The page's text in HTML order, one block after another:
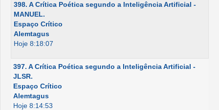
398. A Crítica Poética segundo a Inteligência Artificial -
MANUEL.
Espaço Crítico
Alemtagus
Hoje 8:18:07
397. A Crítica Poética segundo a Inteligência Artificial -
JLSR.
Espaço Crítico
Alemtagus
Hoje 8:14:53